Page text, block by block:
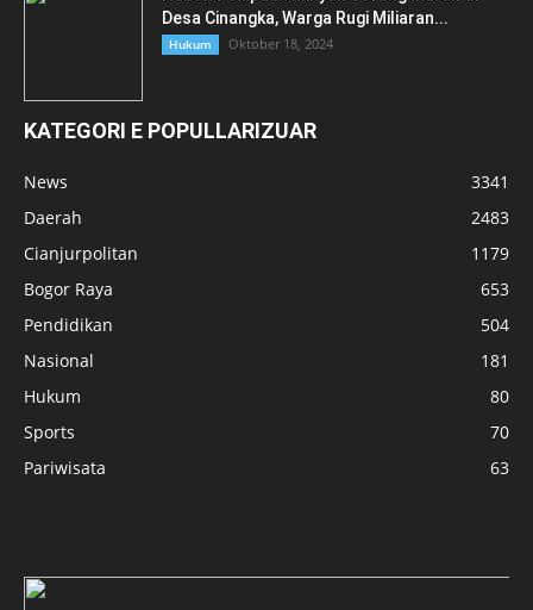
Desa Cinangka, Warga Rugi Miliaran...
Hukum Oktober 18, 2024
KATEGORI E POPULLARIZUAR
News
3341
Daerah
2483
Cianjurpolitan
1179
Bogor Raya
653
Pendidikan
504
Nasional
181
Hukum
80
Sports
70
Pariwisata
63